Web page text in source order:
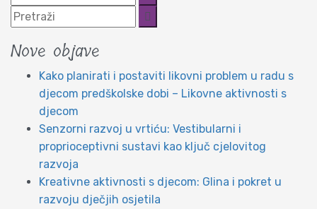
Nove objave
Kako planirati i postaviti likovni problem u radu s
djecom predškolske dobi – Likovne aktivnosti s
djecom
Senzorni razvoj u vrtiću: Vestibularni i
proprioceptivni sustavi kao ključ cjelovitog
razvoja
Kreativne aktivnosti s djecom: Glina i pokret u
razvoju dječjih osjetila